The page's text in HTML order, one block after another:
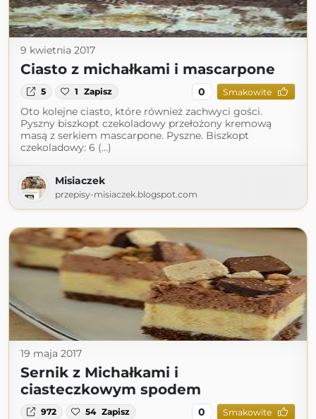
9 kwietnia 2017
Ciasto z michałkami i mascarpone
5 1 Zapisz 0 Smakowite
Oto kolejne ciasto, które również zachwyci gości.
Pyszny biszkopt czekoladowy przełożony kremową
masą z serkiem mascarpone. Pyszne. Biszkopt
czekoladowy: 6 (...)
Misiaczek
przepisy-misiaczek.blogspot.com
19 maja 2017
Sernik z Michałkami i
ciasteczkowym spodem
972 54 Zapisz 0 Smakowite